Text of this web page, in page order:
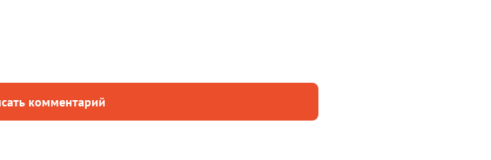
комментарий